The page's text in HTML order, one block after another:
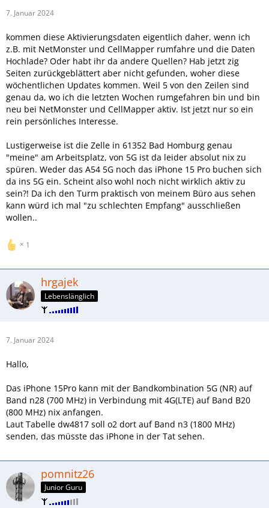
7. Januar 2024
kommen diese Aktivierungsdaten eigentlich daher, wenn ich
z.B. mit NetMonster und CellMapper rumfahre und die Daten
Hochlade? Oder habt ihr da andere Quellen? Hab jetzt zig
Seiten zurückgeblättert aber nicht gefunden, woher diese
wöchentlichen Updates kommen. Weil 5 von den Zeilen sind
genau da, wo ich die letzten Wochen rumgefahren bin und bin
neu bei NetMonster und CellMapper aktiv. Ist jetzt nur so ein
rein persönliches Interesse.
Lustigerweise ist die Zelle in 61352 Bad Homburg genau
"meine" am Arbeitsplatz, von 5G ist da leider absolut nix zu
spüren. Weder das A54 5G noch das iPhone 15 Pro buchen sich
da ins 5G ein. Scheint also wohl noch nicht wirklich aktiv zu
sein?! Da ich den Turm praktisch von meinem Büro aus sehen
kann würd ich mal "zu schlechten Empfang" ausschließen
wollen..
1
hrgajek
Lebenslänglich
7. Januar 2024
Hallo,
Das iPhone 15Pro kann mit der Bandkombination 5G (NR) auf
Band n28 (700 MHz) in Verbindung mit 4G(LTE) auf Band B20
(800 MHz) nix anfangen.
Laut Tabelle dw4817 soll o2 dort auf Band n3 (1800 MHz)
senden, das müsste das iPhone in der Tat sehen.
pomnitz26
Junior Guru